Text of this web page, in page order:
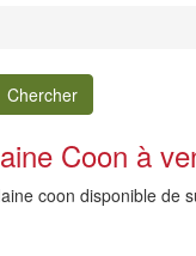
Chercher
Coon à
coon disponible de